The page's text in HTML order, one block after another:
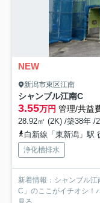
NEW
新潟市東区江南
シャンブル江南C
3.55万円 管理/共益
28.92㎡ (2K) /築38年 /
白新線「東新潟」駅
浄化槽排水
新着情報：シャンブル
C」のここがイチオシ！